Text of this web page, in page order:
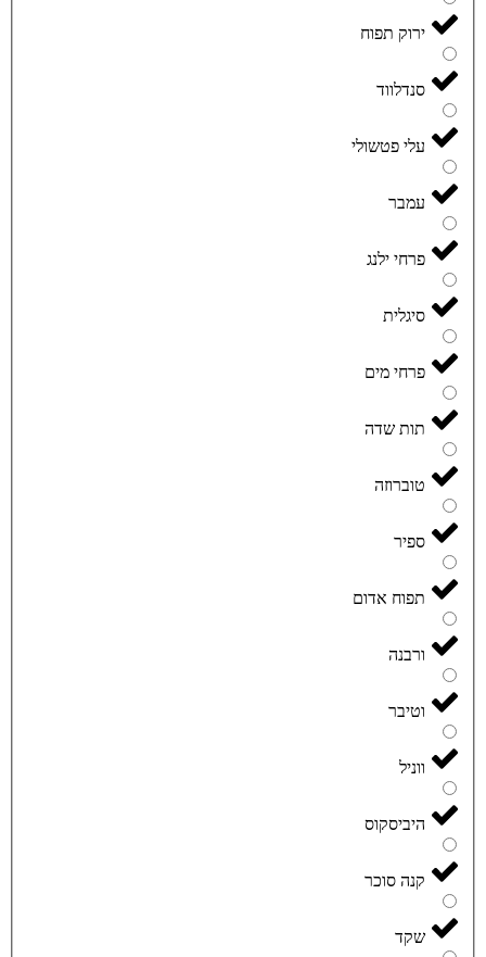
ירוק תפוח
סנדלווד
עלי פטשולי
עמבר
פרחי ילנג
סיגלית
פרחי מים
תות שדה
טוברוזה
ספיר
תפוח אדום
ורבנה
וטיבר
ווניל
היביסקוס
קנה סוכר
שקד